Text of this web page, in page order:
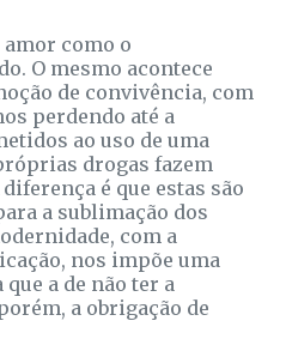
amor como o
O mesmo acontece
de convivência, com
perdendo até a
ao uso de uma
drogas fazem
é que estas são
a sublimação dos
com a
nos impõe uma
a de não ter a
a obrigação de